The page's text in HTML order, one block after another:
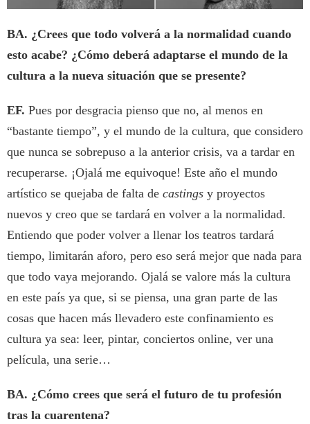
BA. ¿Crees que todo volverá a la normalidad cuando
esto acabe? ¿Cómo deberá adaptarse el mundo de la
cultura a la nueva situación que se presente?
EF. Pues por desgracia pienso que no, al menos en
“bastante tiempo”, y el mundo de la cultura, que considero
que nunca se sobrepuso a la anterior crisis, va a tardar en
recuperarse. ¡Ojalá me equivoque! Este año el mundo
artístico se quejaba de falta de castings y proyectos
nuevos y creo que se tardará en volver a la normalidad.
Entiendo que poder volver a llenar los teatros tardará
tiempo, limitarán aforo, pero eso será mejor que nada para
que todo vaya mejorando. Ojalá se valore más la cultura
en este país ya que, si se piensa, una gran parte de las
cosas que hacen más llevadero este confinamiento es
cultura ya sea: leer, pintar, conciertos online, ver una
película, una serie…
BA. ¿Cómo crees que será el futuro de tu profesión
tras la cuarentena?